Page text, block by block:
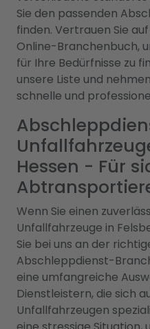
Sie den passenden
finden. Vertrauen Sie
Online-Branchenbuch,
für Ihre Bedürfnisse zu
unsere Liste und
schnelle und
Hessen - Für
Wenn Sie einen
Unfallfahrzeuge in
Sie bei uns an der
Abschleppdienst-
eine umfangreiche
Dienstleistern, die sich
Unfallfahrzeugen